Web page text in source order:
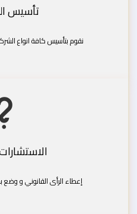
تأسيس
نقوم بتأسيس كافة انواع
إعطاء الرأى القانوني و